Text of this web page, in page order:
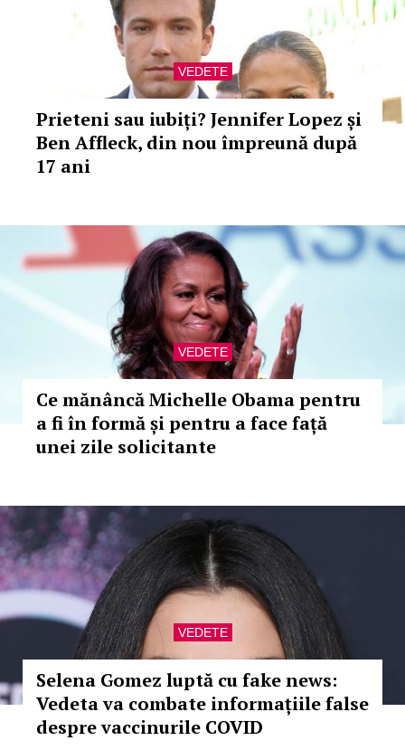
VEDETE
Prieteni sau iubiți? Jennifer Lopez și
Ben Affleck, din nou împreună după
17 ani
VEDETE
Ce mănâncă Michelle Obama pentru
a fi în formă și pentru a face față
unei zile solicitante
VEDETE
Selena Gomez luptă cu fake news:
Vedeta va combate informațiile false
despre vaccinurile COVID